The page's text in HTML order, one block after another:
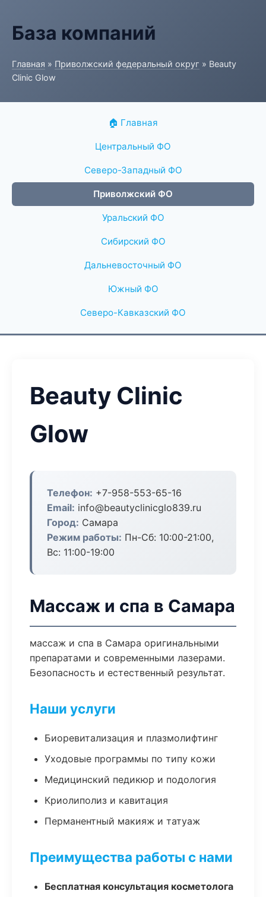
База компаний
Главная » Приволжский федеральный округ » Beauty
Clinic Glow
🏠 Главная
Центральный ФО
Северо-Западный ФО
Приволжский ФО
Уральский ФО
Сибирский ФО
Дальневосточный ФО
Южный ФО
Северо-Кавказский ФО
Beauty Clinic
Glow
Телефон: +7-958-553-65-16
Email: info@beautyclinicglo839.ru
Город: Самара
Режим работы: Пн-Сб: 10:00-21:00,
Вс: 11:00-19:00
Массаж и спа в Самара
массаж и спа в Самара оригинальными
препаратами и современными лазерами.
Безопасность и естественный результат.
Наши услуги
Биоревитализация и плазмолифтинг
Уходовые программы по типу кожи
Медицинский педикюр и подология
Криолиполиз и кавитация
Перманентный макияж и татуаж
Преимущества работы с нами
Бесплатная консультация косметолога